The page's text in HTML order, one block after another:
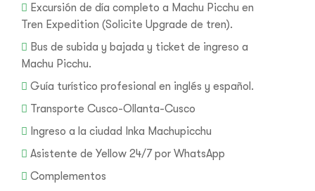
Excursión de día completo a Machu Picchu en
Tren Expedition (Solicite Upgrade de tren).
Bus de subida y bajada y ticket de ingreso a
Machu Picchu.
Guía turístico profesional en inglés y español.
Transporte Cusco-Ollanta-Cusco
Ingreso a la ciudad Inka Machupicchu
Asistente de Yellow 24/7 por WhatsApp
Complementos